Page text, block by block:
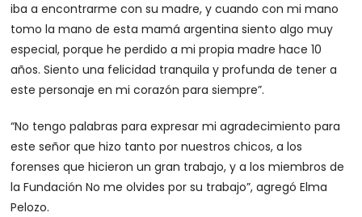
iba a encontrarme con su madre, y cuando con mi mano
tomo la mano de esta mamá argentina siento algo muy
especial, porque he perdido a mi propia madre hace 10
años. Siento una felicidad tranquila y profunda de tener a
este personaje en mi corazón para siempre”.
“No tengo palabras para expresar mi agradecimiento para
este señor que hizo tanto por nuestros chicos, a los
forenses que hicieron un gran trabajo, y a los miembros de
la Fundación No me olvides por su trabajo”, agregó Elma
Pelozo.